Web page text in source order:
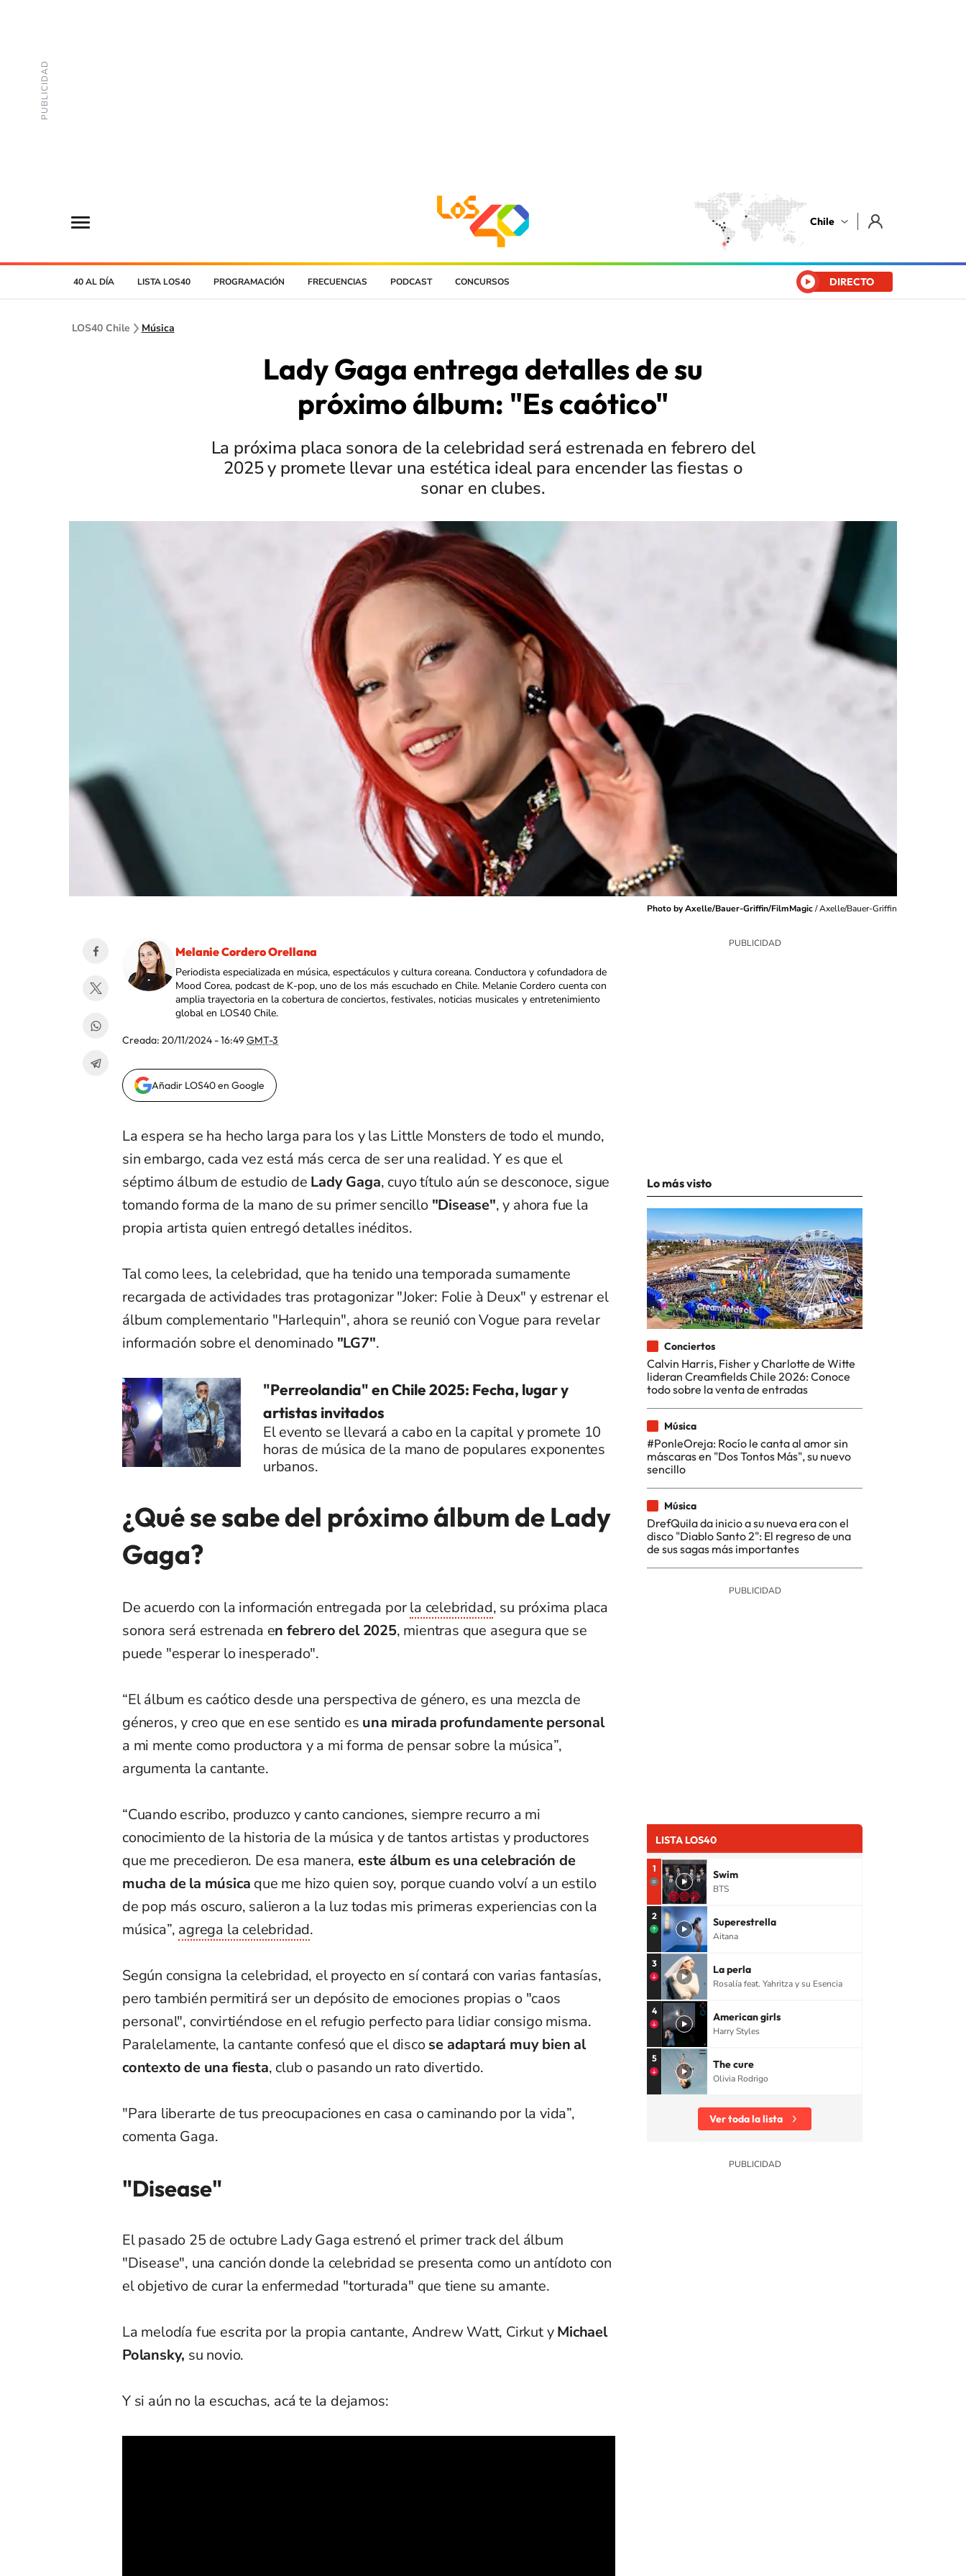
Chile
40 AL DÍA LISTA LOS40 PROGRAMACIÓN FRECUENCIAS PODCAST CONCURSOS DIRECTO
LOS40 Chile Música
Lady Gaga entrega detalles de su
próximo álbum: "Es caótico"
La próxima placa sonora de la celebridad será estrenada en febrero del
2025 y promete llevar una estética ideal para encender las fiestas o
sonar en clubes.
Photo by Axelle/Bauer-Griffin/FilmMagic/Axelle/Bauer-Griffin
Melanie Cordero Orellana
Periodista especializada en música, espectáculos y cultura coreana. Conductora y cofundadora de
Mood Corea, podcast de K-pop, uno de los más escuchado en Chile. Melanie Cordero cuenta con
amplia trayectoria en la cobertura de conciertos, festivales, noticias musicales y entretenimiento
global en LOS40 Chile.
Creada: 20/11/2024 - 16:49GMT-3
Añadir LOS40 en Google
La espera se ha hecho larga para los y las Little Monsters de todo el mundo,
sin embargo, cada vez está más cerca de ser una realidad. Y es que el
séptimo álbum de estudio de Lady Gaga, cuyo título aún se desconoce, sigue
tomando forma de la mano de su primer sencillo"Disease", y ahora fue la
propia artista quien entregó detalles inéditos.
Tal como lees, la celebridad, que ha tenido una temporada sumamente
recargada de actividades tras protagonizar "Joker: Folie à Deux" y estrenar el
álbum complementario "Harlequin", ahora se reunió con Vogue para revelar
información sobre el denominado"LG7".
"Perreolandia" en Chile 2025: Fecha, lugar y
artistas invitados
El evento se llevará a cabo en la capital y promete 10
horas de música de la mano de populares exponentes
urbanos.
¿Qué se sabe del próximo álbum de Lady
Gaga?
De acuerdo con la información entregada porla celebridad, su próxima placa
sonora será estrenada en febrero del 2025, mientras que asegura que se
puede "esperar lo inesperado".
“El álbum es caótico desde una perspectiva de género, es una mezcla de
géneros, y creo que en ese sentido es una mirada profundamente personal
a mi mente como productora y a mi forma de pensar sobre la música”,
argumenta la cantante.
“Cuando escribo, produzco y canto canciones, siempre recurro a mi
conocimiento de la historia de la música y de tantos artistas y productores
que me precedieron. De esa manera, este álbum es una celebración de
mucha de la música que me hizo quien soy, porque cuando volví a un estilo
de pop más oscuro, salieron a la luz todas mis primeras experiencias con la
música”, agrega la celebridad.
Según consigna la celebridad, el proyecto en sí contará con varias fantasías,
pero también permitirá ser un depósito de emociones propias o "caos
personal", convirtiéndose en el refugio perfecto para lidiar consigo misma.
Paralelamente, la cantante confesó que el discose adaptará muy bien al
contexto de una fiesta, club o pasando un rato divertido.
"Para liberarte de tus preocupaciones en casa o caminando por la vida”,
comenta Gaga.
"Disease"
El pasado 25 de octubre Lady Gaga estrenó el primer track del álbum
"Disease", una canción donde la celebridad se presenta como un antídoto con
el objetivo de curar la enfermedad "torturada" que tiene su amante.
La melodía fue escrita por la propia cantante, Andrew Watt, Cirkut yMichael
Polansky, su novio.
Y si aún no la escuchas, acá te la dejamos:
Lo más visto
Conciertos
Calvin Harris, Fisher y Charlotte de Witte
lideran Creamfields Chile 2026: Conoce
todo sobre la venta de entradas
Música
#PonleOreja: Rocío le canta al amor sin
máscaras en "Dos Tontos Más", su nuevo
sencillo
Música
DrefQuila da inicio a su nueva era con el
disco "Diablo Santo 2": El regreso de una
de sus sagas más importantes
LISTA LOS40
1 Swim
BTS
2 Superestrella
Aitana
3 La perla
Rosalía feat. Yahritza y su Esencia
4 American girls
Harry Styles
5 The cure
Olivia Rodrigo
Ver toda la lista